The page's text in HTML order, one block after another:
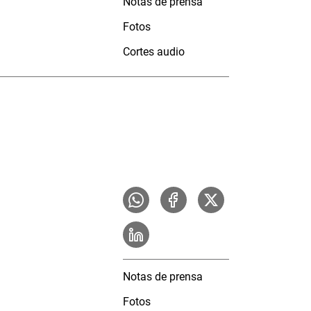
Fotos
Cortes audio
Notas de prensa
Fotos